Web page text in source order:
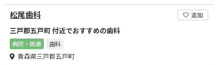
松尾歯科 追加
三戸郡五戸町 付近でおすすめの歯科
病院・医療 歯科
青森県三戸郡五戸町